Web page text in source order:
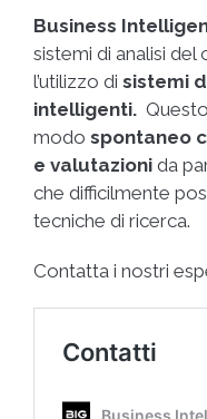
Business
sistemi di analisi
l’utilizzo di sistemi
intelligenti.
modo spontaneo
e valutazioni da
che difficilmente
tecniche di ricerca.
Contatta i nostri